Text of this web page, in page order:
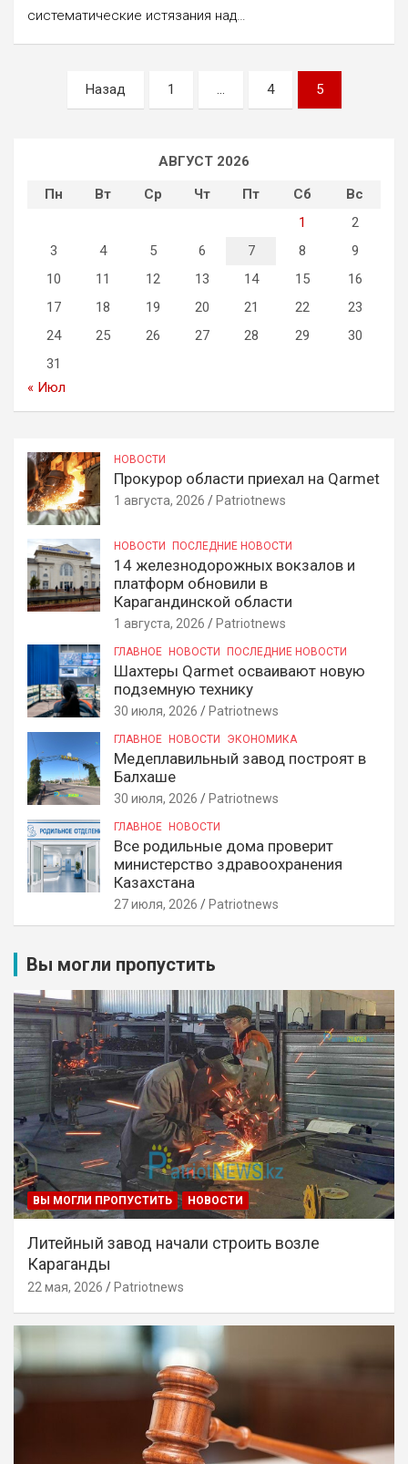
систематические истязания над…
Пагинация
записей
Назад 1 … 4 5
АВГУСТ 2026
Пн
Вт Ср Чт Пт Сб
Вс
1
2
3
4 5 6 7 8
9
10
11 12 13 14 15
16
17
18 19 20 21 22
23
24
25 26 27 28 29
30
31
« Июл
НОВОСТИ
Прокурор области приехал на Qarmet
1 августа, 2026 Patriotnews
НОВОСТИ ПОСЛЕДНИЕ НОВОСТИ
14 железнодорожных вокзалов и
платформ обновили в
Карагандинской области
1 августа, 2026 Patriotnews
ГЛАВНОЕ НОВОСТИ ПОСЛЕДНИЕ НОВОСТИ
Шахтеры Qarmet осваивают новую
подземную технику
30 июля, 2026 Patriotnews
ГЛАВНОЕ НОВОСТИ ЭКОНОМИКА
Медеплавильный завод построят в
Балхаше
30 июля, 2026 Patriotnews
ГЛАВНОЕ НОВОСТИ
Все родильные дома проверит
министерство здравоохранения
Казахстана
27 июля, 2026 Patriotnews
Вы могли пропустить
ВЫ МОГЛИ ПРОПУСТИТЬ НОВОСТИ
Литейный завод начали строить возле
Караганды
22 мая, 2026 Patriotnews